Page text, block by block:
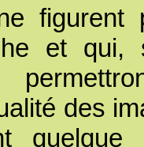
et
des